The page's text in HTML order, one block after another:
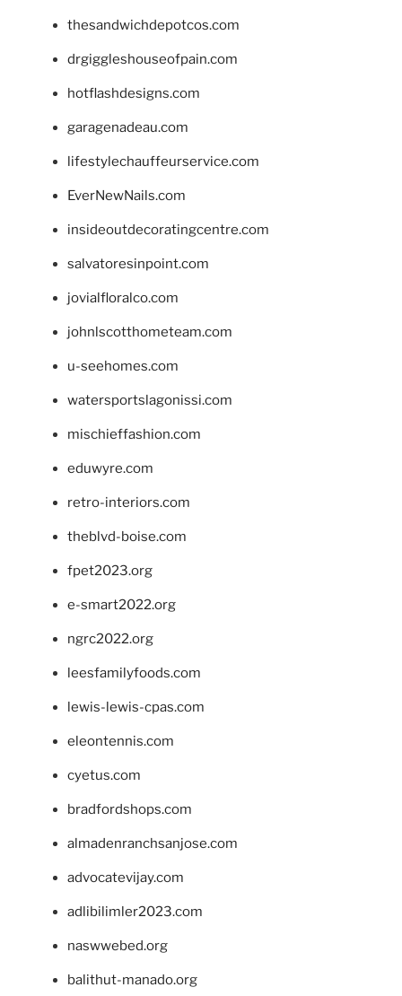
thesandwichdepotcos.com
drgiggleshouseofpain.com
hotflashdesigns.com
garagenadeau.com
lifestylechauffeurservice.com
EverNewNails.com
insideoutdecoratingcentre.com
salvatoresinpoint.com
jovialfloralco.com
johnlscotthometeam.com
u-seehomes.com
watersportslagonissi.com
mischieffashion.com
eduwyre.com
retro-interiors.com
theblvd-boise.com
fpet2023.org
e-smart2022.org
ngrc2022.org
leesfamilyfoods.com
lewis-lewis-cpas.com
eleontennis.com
cyetus.com
bradfordshops.com
almadenranchsanjose.com
advocatevijay.com
adlibilimler2023.com
naswwebed.org
balithut-manado.org